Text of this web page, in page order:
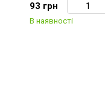
93 грн
В наявності